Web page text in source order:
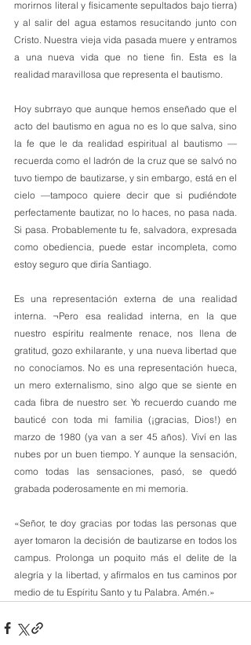
morirnos literal y físicamente sepultados bajo tierra)
y al salir del agua estamos resucitando junto con
Cristo. Nuestra vieja vida pasada muere y entramos
a una nueva vida que no tiene fin. Esta es la
realidad maravillosa que representa el bautismo.
Hoy subrrayo que aunque hemos enseñado que el
acto del bautismo en agua no es lo que salva, sino
la fe que le da realidad espiritual al bautismo —
recuerda como el ladrón de la cruz que se salvó no
tuvo tiempo de bautizarse, y sin embargo, está en el
cielo —tampoco quiere decir que si pudiéndote
perfectamente bautizar, no lo haces, no pasa nada.
Si pasa. Probablemente tu fe, salvadora, expresada
como obediencia, puede estar incompleta, como
estoy seguro que diría Santiago.
Es una representación externa de una realidad
interna. ¬Pero esa realidad interna, en la que
nuestro espíritu realmente renace, nos llena de
gratitud, gozo exhilarante, y una nueva libertad que
no conocíamos. No es una representación hueca,
un mero externalismo, sino algo que se siente en
cada fibra de nuestro ser. Yo recuerdo cuando me
bauticé con toda mi familia (¡gracias, Dios!) en
marzo de 1980 (ya van a ser 45 años). Viví en las
nubes por un buen tiempo. Y aunque la sensación,
como todas las sensaciones, pasó, se quedó
grabada poderosamente en mi memoria.
«Señor, te doy gracias por todas las personas que
ayer tomaron la decisión de bautizarse en todos los
campus. Prolonga un poquito más el delite de la
alegría y la libertad, y afírmalos en tus caminos por
medio de tu Espíritu Santo y tu Palabra. Amén.»